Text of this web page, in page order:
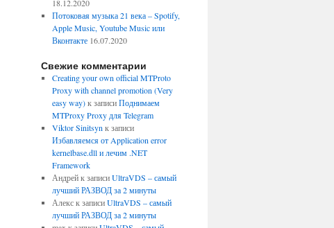
18.12.2020
Потоковая музыка 21 века – Spotify,
Apple Music, Youtube Music или
Вконтакте 16.07.2020
Свежие комментарии
Creating your own official MTProto
Proxy with channel promotion (Very
easy way)к записиПоднимаем
MTProxy Proxy для Telegram
Viktor Sinitsyn к записи
Избавляемся от Application error
kernelbase.dll и лечим .NET
Framework
Андрейк записиUltraVDS – самый
лучший РАЗВОД за 2 минуты
Алекск записиUltraVDS – самый
лучший РАЗВОД за 2 минуты